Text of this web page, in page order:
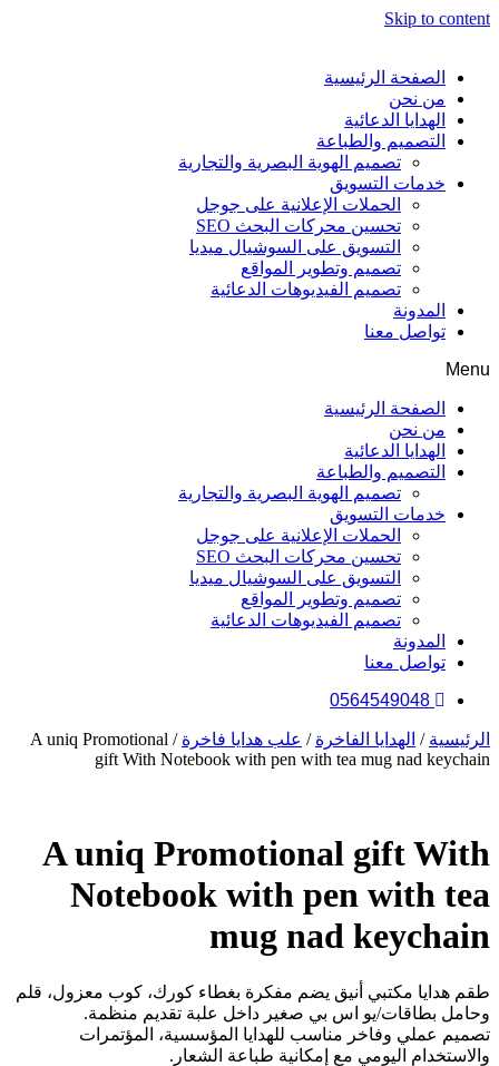
Skip to content
الصفحة الرئيسية
من نحن
الهدايا الدعائية
التصميم والطباعة
تصميم الهوية البصرية والتجارية
خدمات التسويق
الحملات الإعلانية على جوجل
تحسين محركات البحث SEO
التسويق على السوشيال ميديا
تصميم وتطوير المواقع
تصميم الفيديوهات الدعائية
المدونة
تواصل معنا
Menu
الصفحة الرئيسية
من نحن
الهدايا الدعائية
التصميم والطباعة
تصميم الهوية البصرية والتجارية
خدمات التسويق
الحملات الإعلانية على جوجل
تحسين محركات البحث SEO
التسويق على السوشيال ميديا
تصميم وتطوير المواقع
تصميم الفيديوهات الدعائية
المدونة
تواصل معنا
0564549048
الرئيسية / الهدايا الفاخرة / علب هدايا فاخرة
/ A uniq Promotional
gift With Notebook with pen with tea mug nad keychain
A uniq Promotional gift With
Notebook with pen with tea
mug nad keychain
طقم هدايا مكتبي أنيق يضم مفكرة بغطاء كورك، كوب معزول، قلم
وحامل بطاقات/يو اس بي صغير داخل علبة تقديم منظمة.
تصميم عملي وفاخر مناسب للهدايا المؤسسية، المؤتمرات
والاستخدام اليومي مع إمكانية طباعة الشعار.